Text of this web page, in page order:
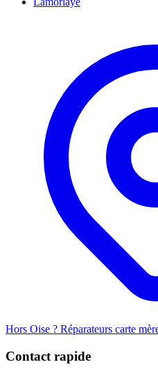
Hors Oise ? Réparateurs carte
Contact rapide